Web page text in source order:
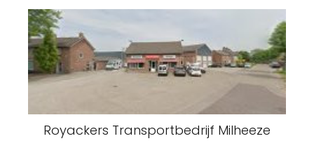
Royackers Transportbedrijf Milheeze